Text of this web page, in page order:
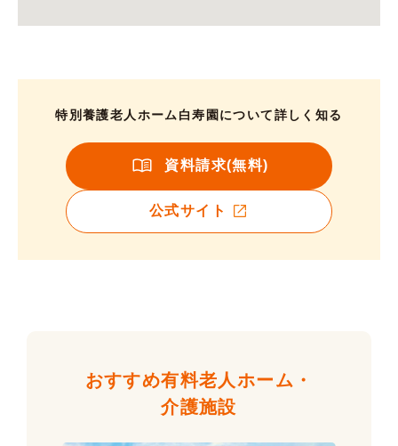
特別養護老人ホーム白寿園について詳しく知る
資料請求(無料)
公式サイト
おすすめ有料老人ホーム・
介護施設